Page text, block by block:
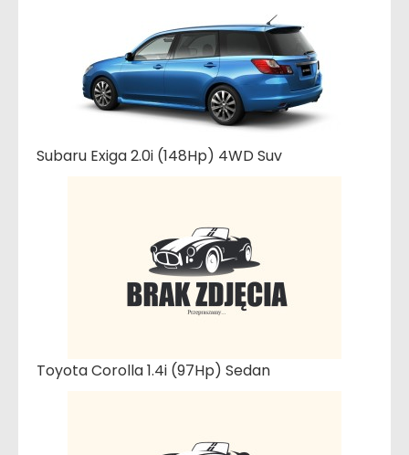
Subaru Exiga 2.0i (148Hp) 4WD Suv
Toyota Corolla 1.4i (97Hp) Sedan